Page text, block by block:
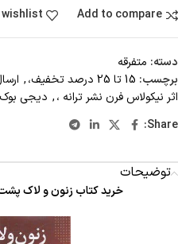
Add to compare
دسته: متفرقه
برچسب: 15 تا 25 درصد تخفیف، ,
اثر نیکولاس فرن نشر ترانه ،, دیجی
Share:
توضیحات
خرید کتاب زنون و لاک پشت